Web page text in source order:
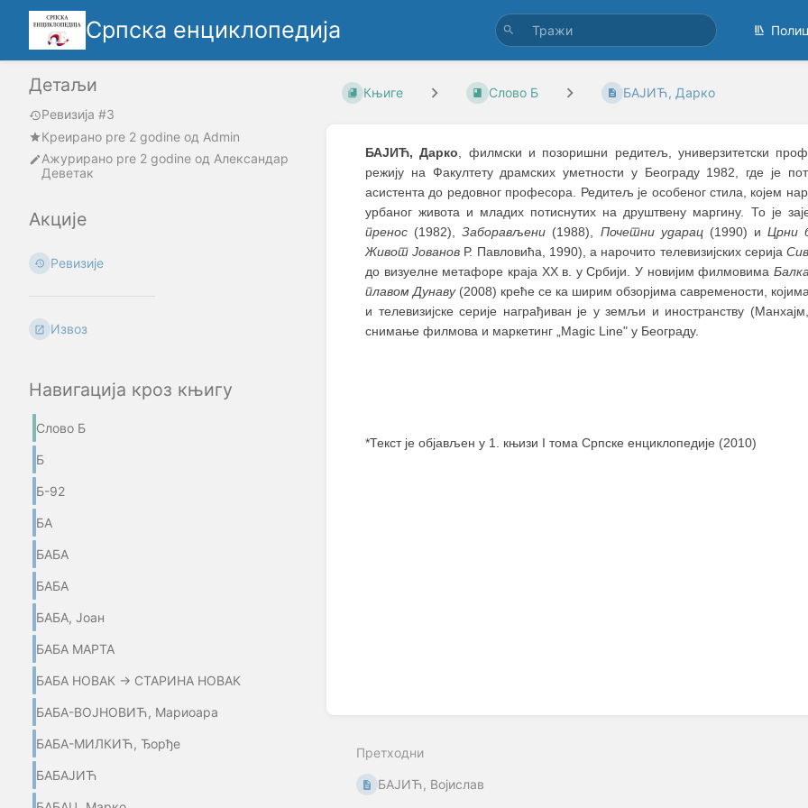
Српска енциклопедија
Детаљи
Ревизија #3
Креирано pre 2 godine oд Admin
Ажурирано pre 2 godine од Александар
Деветак
Акције
Ревизије
Извоз
Навигација кроз књигу
Слово Б
Б
Б-92
БА
БАБА
БАБА
БАБА, Јоан
БАБА МАРТА
БАБА НОВАК → СТАРИНА НОВАК
БАБА-ВОЈНОВИЋ, Мариоара
БАБА-МИЛКИЋ, Ђорђе
БАБАЈИЋ
Књиге Слово Б БАЈИЋ, Дарко
БАЈИЋ, Дарко, филмски и позоришни редитељ, универзитетски
режију на Факултету драмских уметности у Београду 1982, где је
асистента до редовног професора. Редитељ је особеног стила, којем
урбаног живота и младих потиснутих на друштвену маргину. То је
пренос (1982),Заборављени (1988), Почетни ударац(1990) иЦрни
Живот Јованов Р. Павловића, 1990), а нарочито телевизијских серија
до визуелне метафоре краја XX в. у Србији. У новијим филмовима
плавом Дунаву(2008) креће се ка ширим обзорјима савремености,
и телевизијске серије награђиван је у земљи и иностранству
снимање филмова и маркетинг „Magic Line" у Београду.
*Текст је објављен у 1. књизи I тома Српске енциклопедије (2010)
Претходни
БАЈИЋ, Војислав